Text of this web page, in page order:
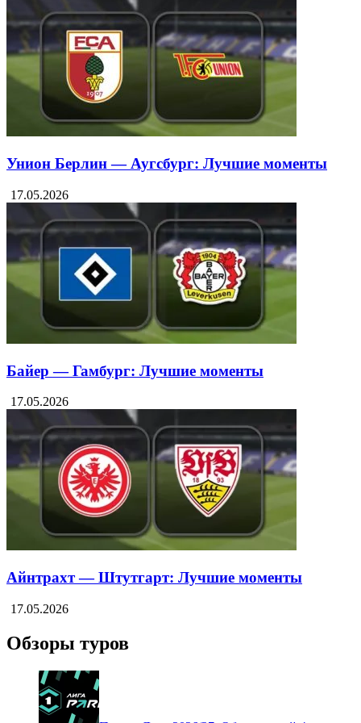
Унион Берлин — Аугсбург: Лучшие моменты
17.05.2026
Байер — Гамбург: Лучшие моменты
17.05.2026
Айнтрахт — Штутгарт: Лучшие моменты
17.05.2026
Обзоры туров